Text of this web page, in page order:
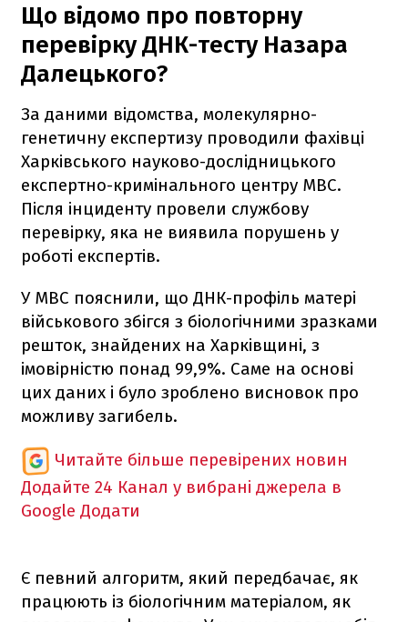
Що відомо про повторну
перевірку ДНК-тесту Назара
Далецького?
За даними відомства, молекулярно-
генетичну експертизу проводили фахівці
Харківського науково-дослідницького
експертно-кримінального центру МВС.
Після інциденту провели службову
перевірку, яка не виявила порушень у
роботі експертів.
У МВС пояснили, що ДНК-профіль матері
військового збігся з біологічними зразками
решток, знайдених на Харківщині, з
імовірністю понад 99,9%. Саме на основі
цих даних і було зроблено висновок про
можливу загибель.
Читайте більше перевірених новин
Додайте 24 Канал у вибрані джерела в
Google Додати
Є певний алгоритм, який передбачає, як
працюють із біологічним матеріалом, як